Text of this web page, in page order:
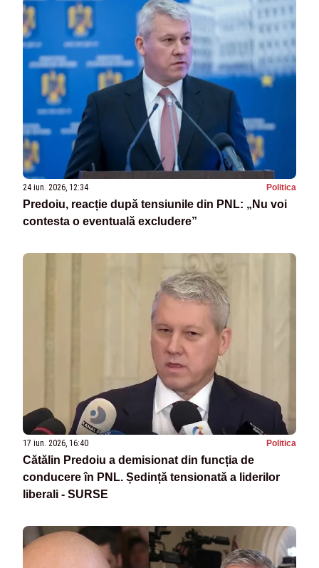
24 iun. 2026, 12:34 Politica
Predoiu, reacție după tensiunile din PNL: „Nu voi
contesta o eventuală excludere”
17 iun. 2026, 16:40 Politica
Cătălin Predoiu a demisionat din funcția de
conducere în PNL. Ședință tensionată a liderilor
liberali - SURSE